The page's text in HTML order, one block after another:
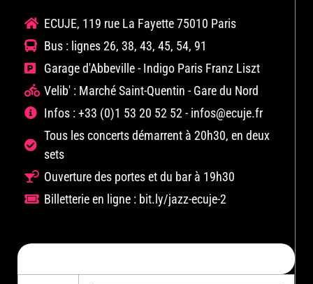
ECUJE, 119 rue La Fayette 75010 Paris
Bus : lignes 26, 38, 43, 45, 54, 91
Garage d'Abbeville - Indigo Paris Franz Liszt
Velib' : Marché Saint-Quentin - Gare du Nord
Infos : +33 (0)1 53 20 52 52 - infos@ecuje.fr
Tous les concerts démarrent à 20h30, en deux
sets
Ouverture des portes et du bar à 19h30
Billetterie en ligne : bit.ly/jazz-ecuje-2